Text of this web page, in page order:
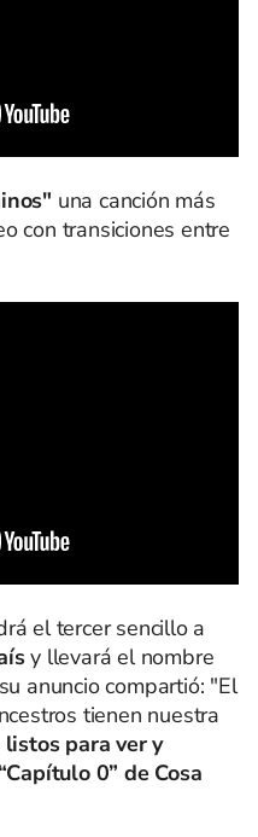
una canción más
con transiciones entre
el tercer sencillo a
y llevará el nombre
anuncio compartió: "El
tienen nuestra
para ver y
0” de Cosa